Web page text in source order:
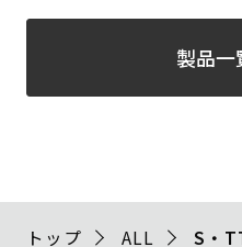
製品一
トップ ALL S・